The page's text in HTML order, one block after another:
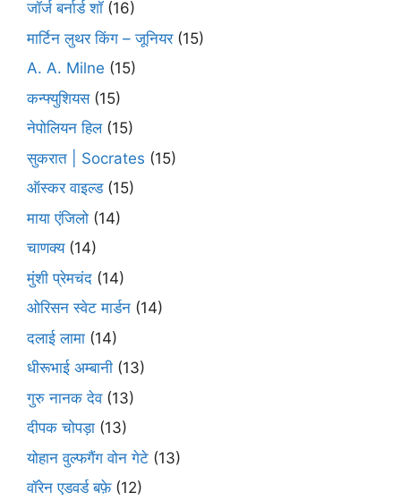
जॉर्ज बर्नार्ड शॉ(16)
मार्टिन लुथर किंग – जूनियर(15)
A. A. Milne (15)
कन्फ्युशियस(15)
नेपोलियन हिल(15)
सुकरात | Socrates (15)
ऑस्कर वाइल्ड(15)
माया एंजिलो (14)
चाणक्य(14)
मुंशी प्रेमचंद (14)
ओरिसन स्‍वेट मार्डन (14)
दलाई लामा (14)
धीरूभाई अम्बानी (13)
गुरु नानक देव(13)
दीपक चोपड़ा (13)
योहान वुल्फगैंग वोन गेटे (13)
वॉरेन एडवर्ड बफ़े(12)